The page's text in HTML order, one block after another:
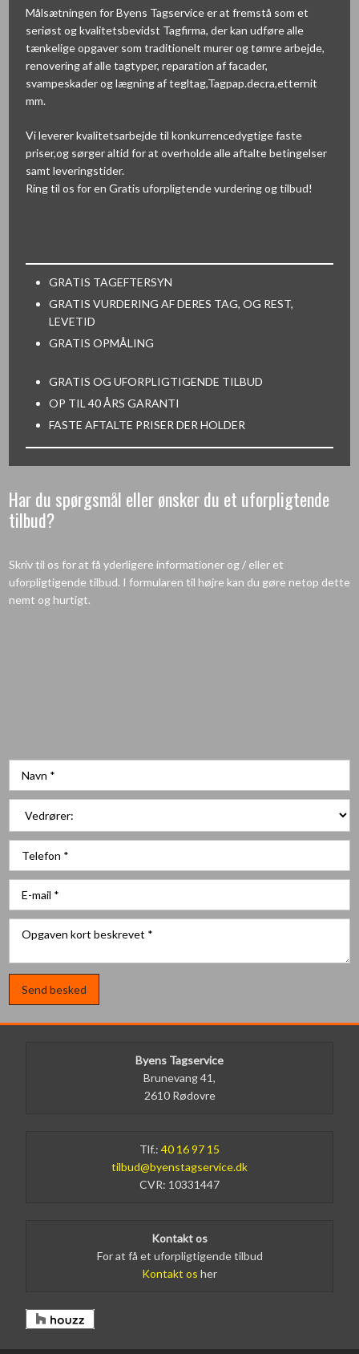
Målsætningen for Byens Tagservice er at fremstå som et
seriøst og kvalitetsbevidst Tagfirma, der kan udføre alle
tænkelige opgaver som traditionelt murer og tømre arbejde,
renovering af alle tagtyper, reparation af facader,
svampeskader og lægning af tegltag,Tagpap.decra,etternit
mm.​
Vi leverer kvalitetsarbejde til konkurrencedygtige faste
priser,og sørger altid for at overholde alle aftalte betingelser
samt leveringstider.
Ring til os for en Gratis uforpligtende vurdering og tilbud!​
GRATIS TAGEFTERSYN
GRATIS VURDERING AF DERES TAG, OG REST,
LEVETID
GRATIS OPMÅLING​
GRATIS OG UFORPLIGTIGENDE TILBUD
OP TIL 40 ÅRS GARANTI
FASTE AFTALTE PRISER DER HOLDER
Har du spørgsmål eller ønsker du et uforpligtende
tilbud?
​​Skriv til os for at få yderligere informationer og / eller et
uforpligtigende tilbud. I formularen til højre kan du gøre netop dette
nemt og hurtigt.
Byens Tagservice​
Brunevang 41,
2610 Rødovre
Tlf.: 40 16 97 15
tilbud@byenstagservice.dk
CVR: 10331447
Kontakt os
For at få et uforpligtigende tilbud
Kontakt os her